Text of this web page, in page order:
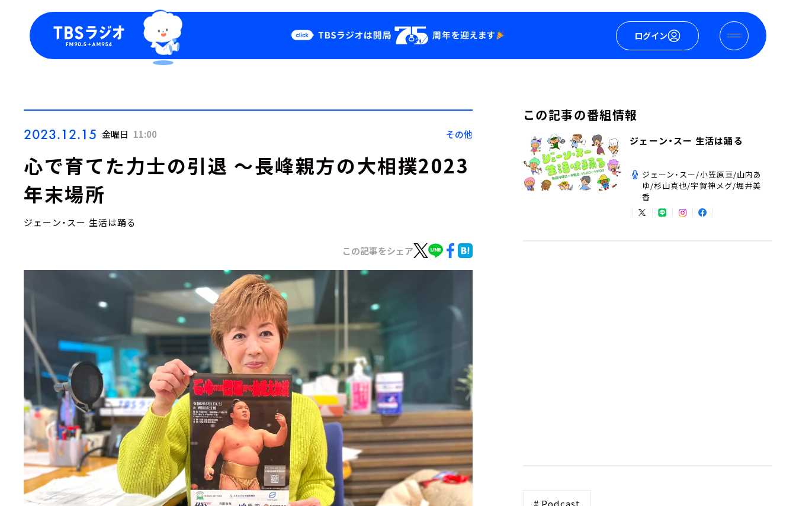
ログイン
Podcast
YouTube
2023.12.15 金曜日 11:00 その他
心で育てた力士の引退 ～長峰親方の大相撲2023
年末場所
ジェーン・スー 生活は踊る
この記事をシェア
この記事の番組情報
ジェーン・スー 生活は踊る
ジェーン・スー/小笠原亘/山内あ
ゆ/杉山真也/宇賀神メグ/堀井美
香
# Podcast